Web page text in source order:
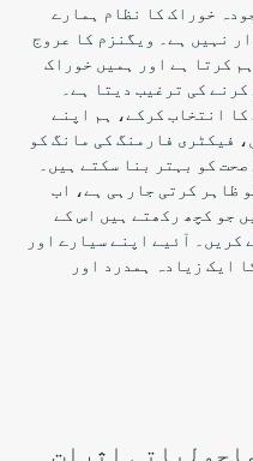
خوراک کا نظام ہمارے
نہیں ہے۔ ویگنزم کا عروج
کرتا ہے اور ہمیں خوراک
کی ترغیب دیتا ہے۔
انتخاب کرکے، ہم اپنے
فیکٹری فارمنگ کی مانگ کو
کو بہتر بنا سکتے ہیں۔
ظاہر کرتی جارہی ہے، اب
جو کچھ رکھتے ہیں اس کے
کریں۔ آئیے اپنے سیارے اور
ایک زیادہ ہمدرد اور
اثرات